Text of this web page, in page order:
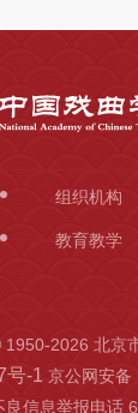
组织机构
教育教学
1950-2026 北京
号-1 京公网安备
良信息举报电话